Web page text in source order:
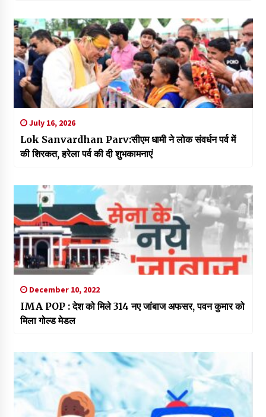
July 16, 2026
Lok Sanvardhan Parv:सीएम धामी ने लोक संवर्धन पर्व में
की शिरकत, हरेला पर्व की दी शुभकामनाएं
December 10, 2022
IMA POP : देश को मिले 314 नए जांबाज अफसर, पवन कुमार को
मिला गोल्ड मेडल